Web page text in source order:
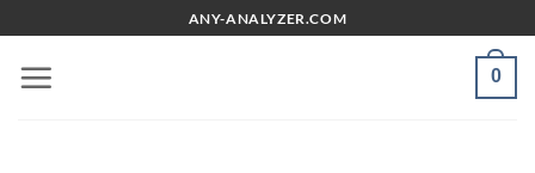
đến
nội
ANY-ANALYZER.COM
0